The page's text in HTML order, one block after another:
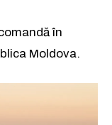
în
Moldova.